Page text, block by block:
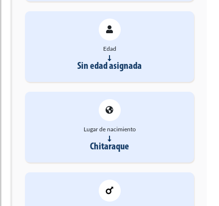
Edad
Sin edad asignada
Lugar de nacimiento
Chitaraque